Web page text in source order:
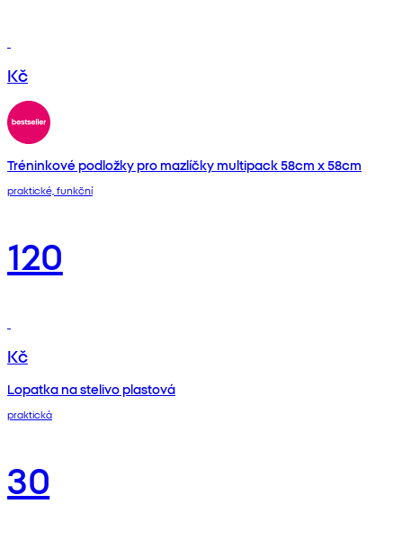
Kč
Tréninkové podložky pro mazlíčky multipack 58cm x 58cm
praktické, funkční
120
Kč
Lopatka na stelivo plastová
praktická
30